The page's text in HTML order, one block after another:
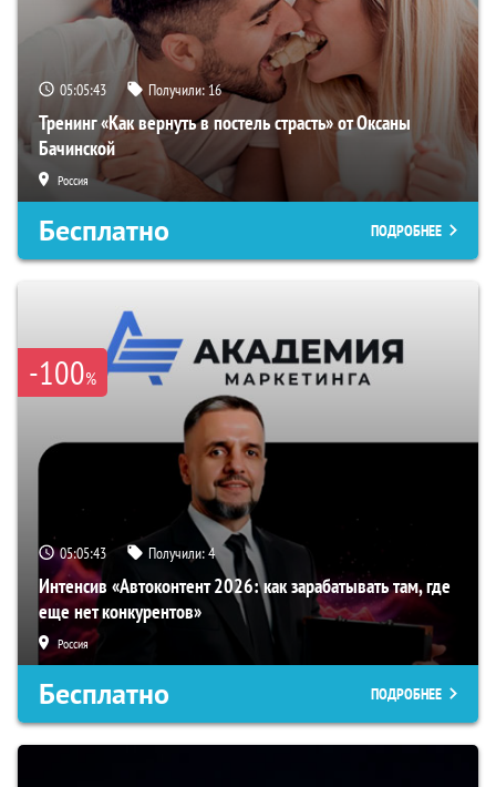
05:05:42 Получили:16
Тренинг «Как вернуть в постель страсть» от Оксаны
Бачинской
Россия
Бесплатно ПОДРОБНЕЕ
-100%
05:05:42 Получили:4
Интенсив «Автоконтент 2026: как зарабатывать там, где
еще нет конкурентов»
Россия
Бесплатно ПОДРОБНЕЕ